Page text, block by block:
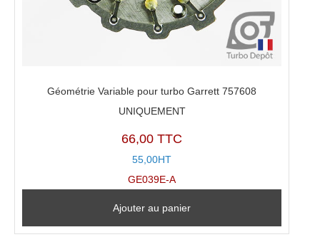
Géométrie Variable pour turbo Garrett 757608
UNIQUEMENT
66,00 TTC
55,00HT
GE039E-A
Ajouter au panier